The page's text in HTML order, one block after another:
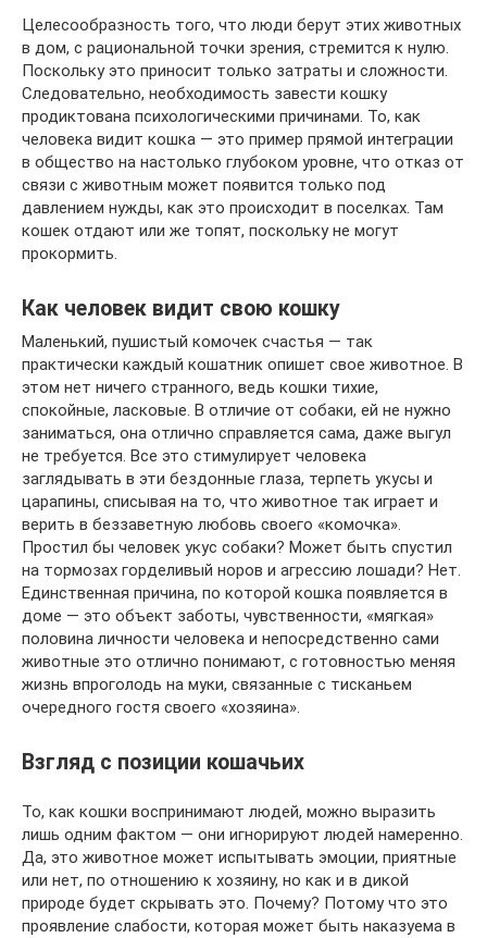
Целесообразность того, что люди берут этих животных
в дом, с рациональной точки зрения, стремится к нулю.
Поскольку это приносит только затраты и сложности.
Следовательно, необходимость завести кошку
продиктована психологическими причинами. То, как
человека видит кошка — это пример прямой интеграции
в общество на настолько глубоком уровне, что отказ от
связи с животным может появится только под
давлением нужды, как это происходит в поселках. Там
кошек отдают или же топят, поскольку не могут
прокормить.
Как человек видит свою кошку
Маленький, пушистый комочек счастья — так
практически каждый кошатник опишет свое животное. В
этом нет ничего странного, ведь кошки тихие,
спокойные, ласковые. В отличие от собаки, ей не нужно
заниматься, она отлично справляется сама, даже выгул
не требуется. Все это стимулирует человека
заглядывать в эти бездонные глаза, терпеть укусы и
царапины, списывая на то, что животное так играет и
верить в беззаветную любовь своего «комочка».
Простил бы человек укус собаки? Может быть спустил
на тормозах горделивый норов и агрессию лошади? Нет.
Единственная причина, по которой кошка появляется в
доме — это объект заботы, чувственности, «мягкая»
половина личности человека и непосредственно сами
животные это отлично понимают, с готовностью меняя
жизнь впроголодь на муки, связанные с тисканьем
очередного гостя своего «хозяина».
Взгляд с позиции кошачьих
То, как кошки воспринимают людей, можно выразить
лишь одним фактом — они игнорируют людей намеренно.
Да, это животное может испытывать эмоции, приятные
или нет, по отношению к хозяину, но как и в дикой
природе будет скрывать это. Почему? Потому что это
проявление слабости, которая может быть наказуема в